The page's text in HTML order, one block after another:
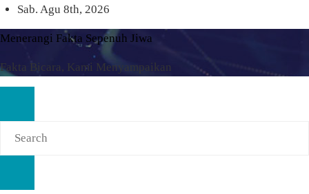
Skip
to
content
Sab. Agu 8th, 2026
Menerangi Fakta Sepenuh Jiwa
Fakta Bicara, Kami Menyampaikan